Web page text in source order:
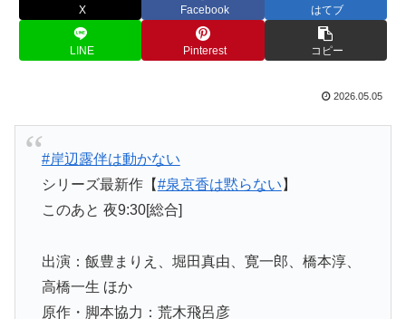
X Facebook はてブ
LINE Pinterest コピー
2026.05.05
#岸辺露伴は動かない
シリーズ最新作【 #泉京香は黙らない
】
このあと 夜9:30[総合]
出演：飯豊まりえ、堀田真由、寛一郎、橋本淳、
高橋一生 ほか
原作・脚本協力：荒木飛呂彦